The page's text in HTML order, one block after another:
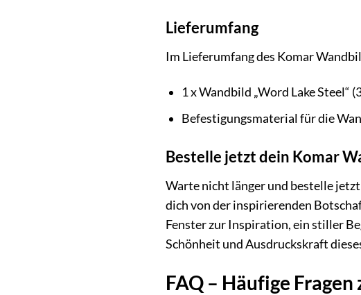
Lieferumfang
Im Lieferumfang des Komar
1 x Wandbild „Word Lake Steel“
Befestigungsmaterial für die
Bestelle jetzt dein Komar
Warte nicht länger und bestelle jetzt
dich von der inspirierenden
Fenster zur Inspiration, ein stiller
Schönheit und Ausdruckskraft
FAQ – Häufige